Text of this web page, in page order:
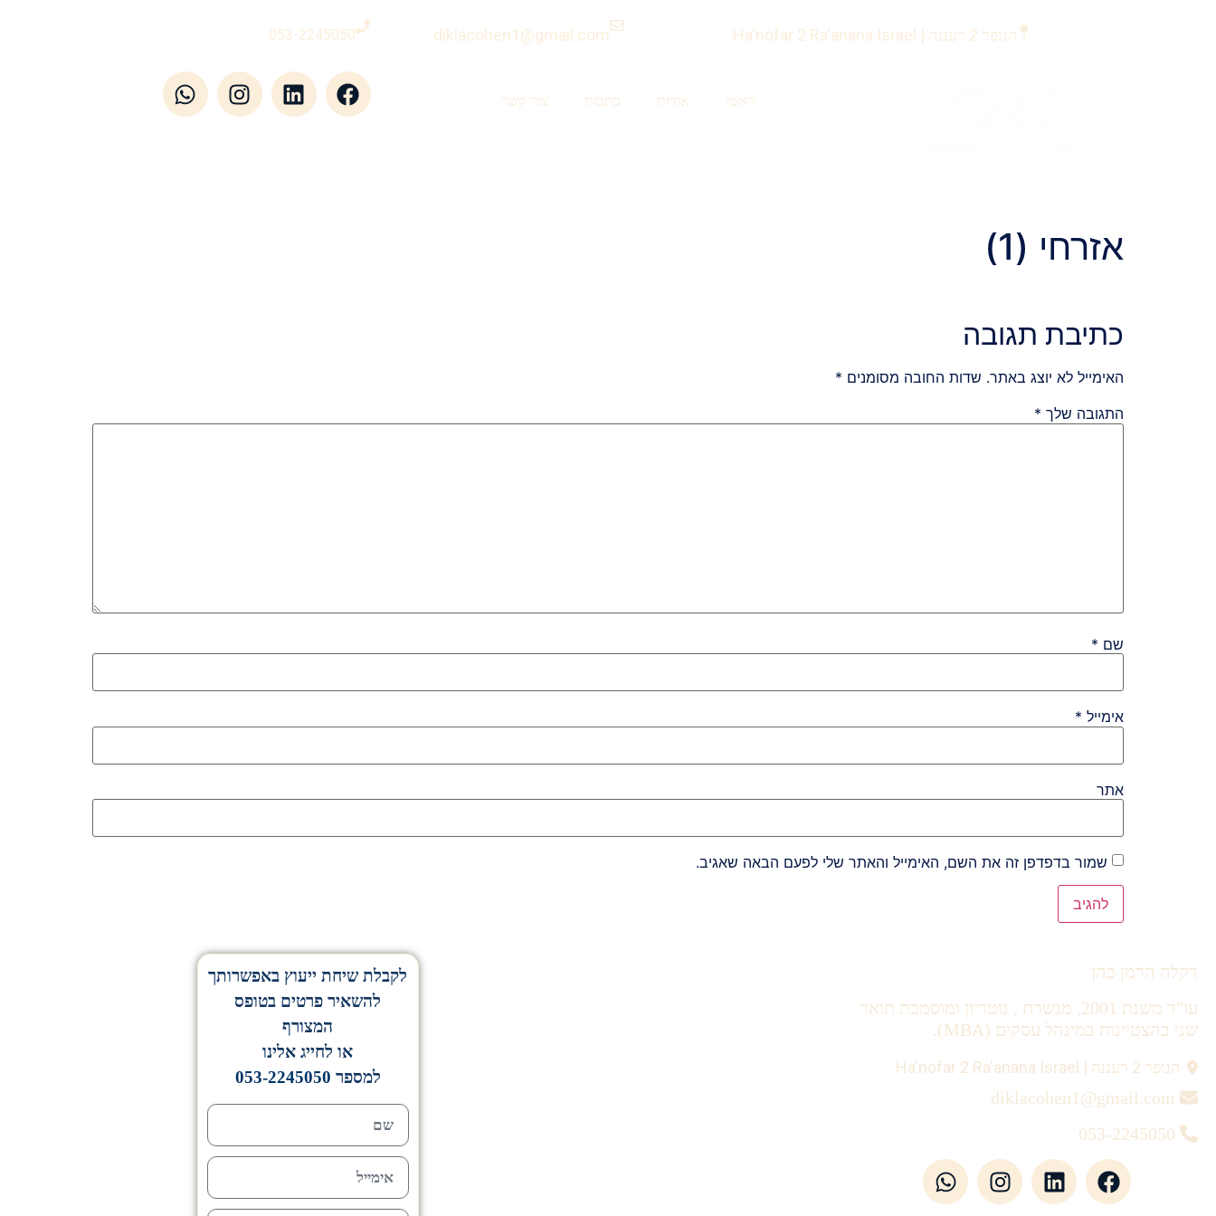
הנופר 2 רעננה | Ha'nofar 2 Ra'anana Israel diklacohen1@gmail.com
053-2245050
ראשי אודות כתבות צור קשר
אזרחי (1)
כתיבת תגובה
האימייל לא יוצג באתר. שדות החובה מסומנים *
התגובה שלך *
שם *
אימייל *
אתר
שמור בדפדפן זה את השם, האימייל והאתר שלי לפעם הבאה שאגיב.
דקלה הרמן כהן
עו"ד משנת 2001, מגשרת , נוטריון ומוסמכת תואר
שני בהצטיינות במינהל עסקים (MBA).
הנופר 2 רעננה | Ha'nofar 2 Ra'anana Israel
diklacohen1@gmail.com
053-2245050
לקבלת שיחת ייעוץ באפשרותך
להשאיר פרטים בטופס
המצורף
או לחייג אלינו
למספר 053-2245050